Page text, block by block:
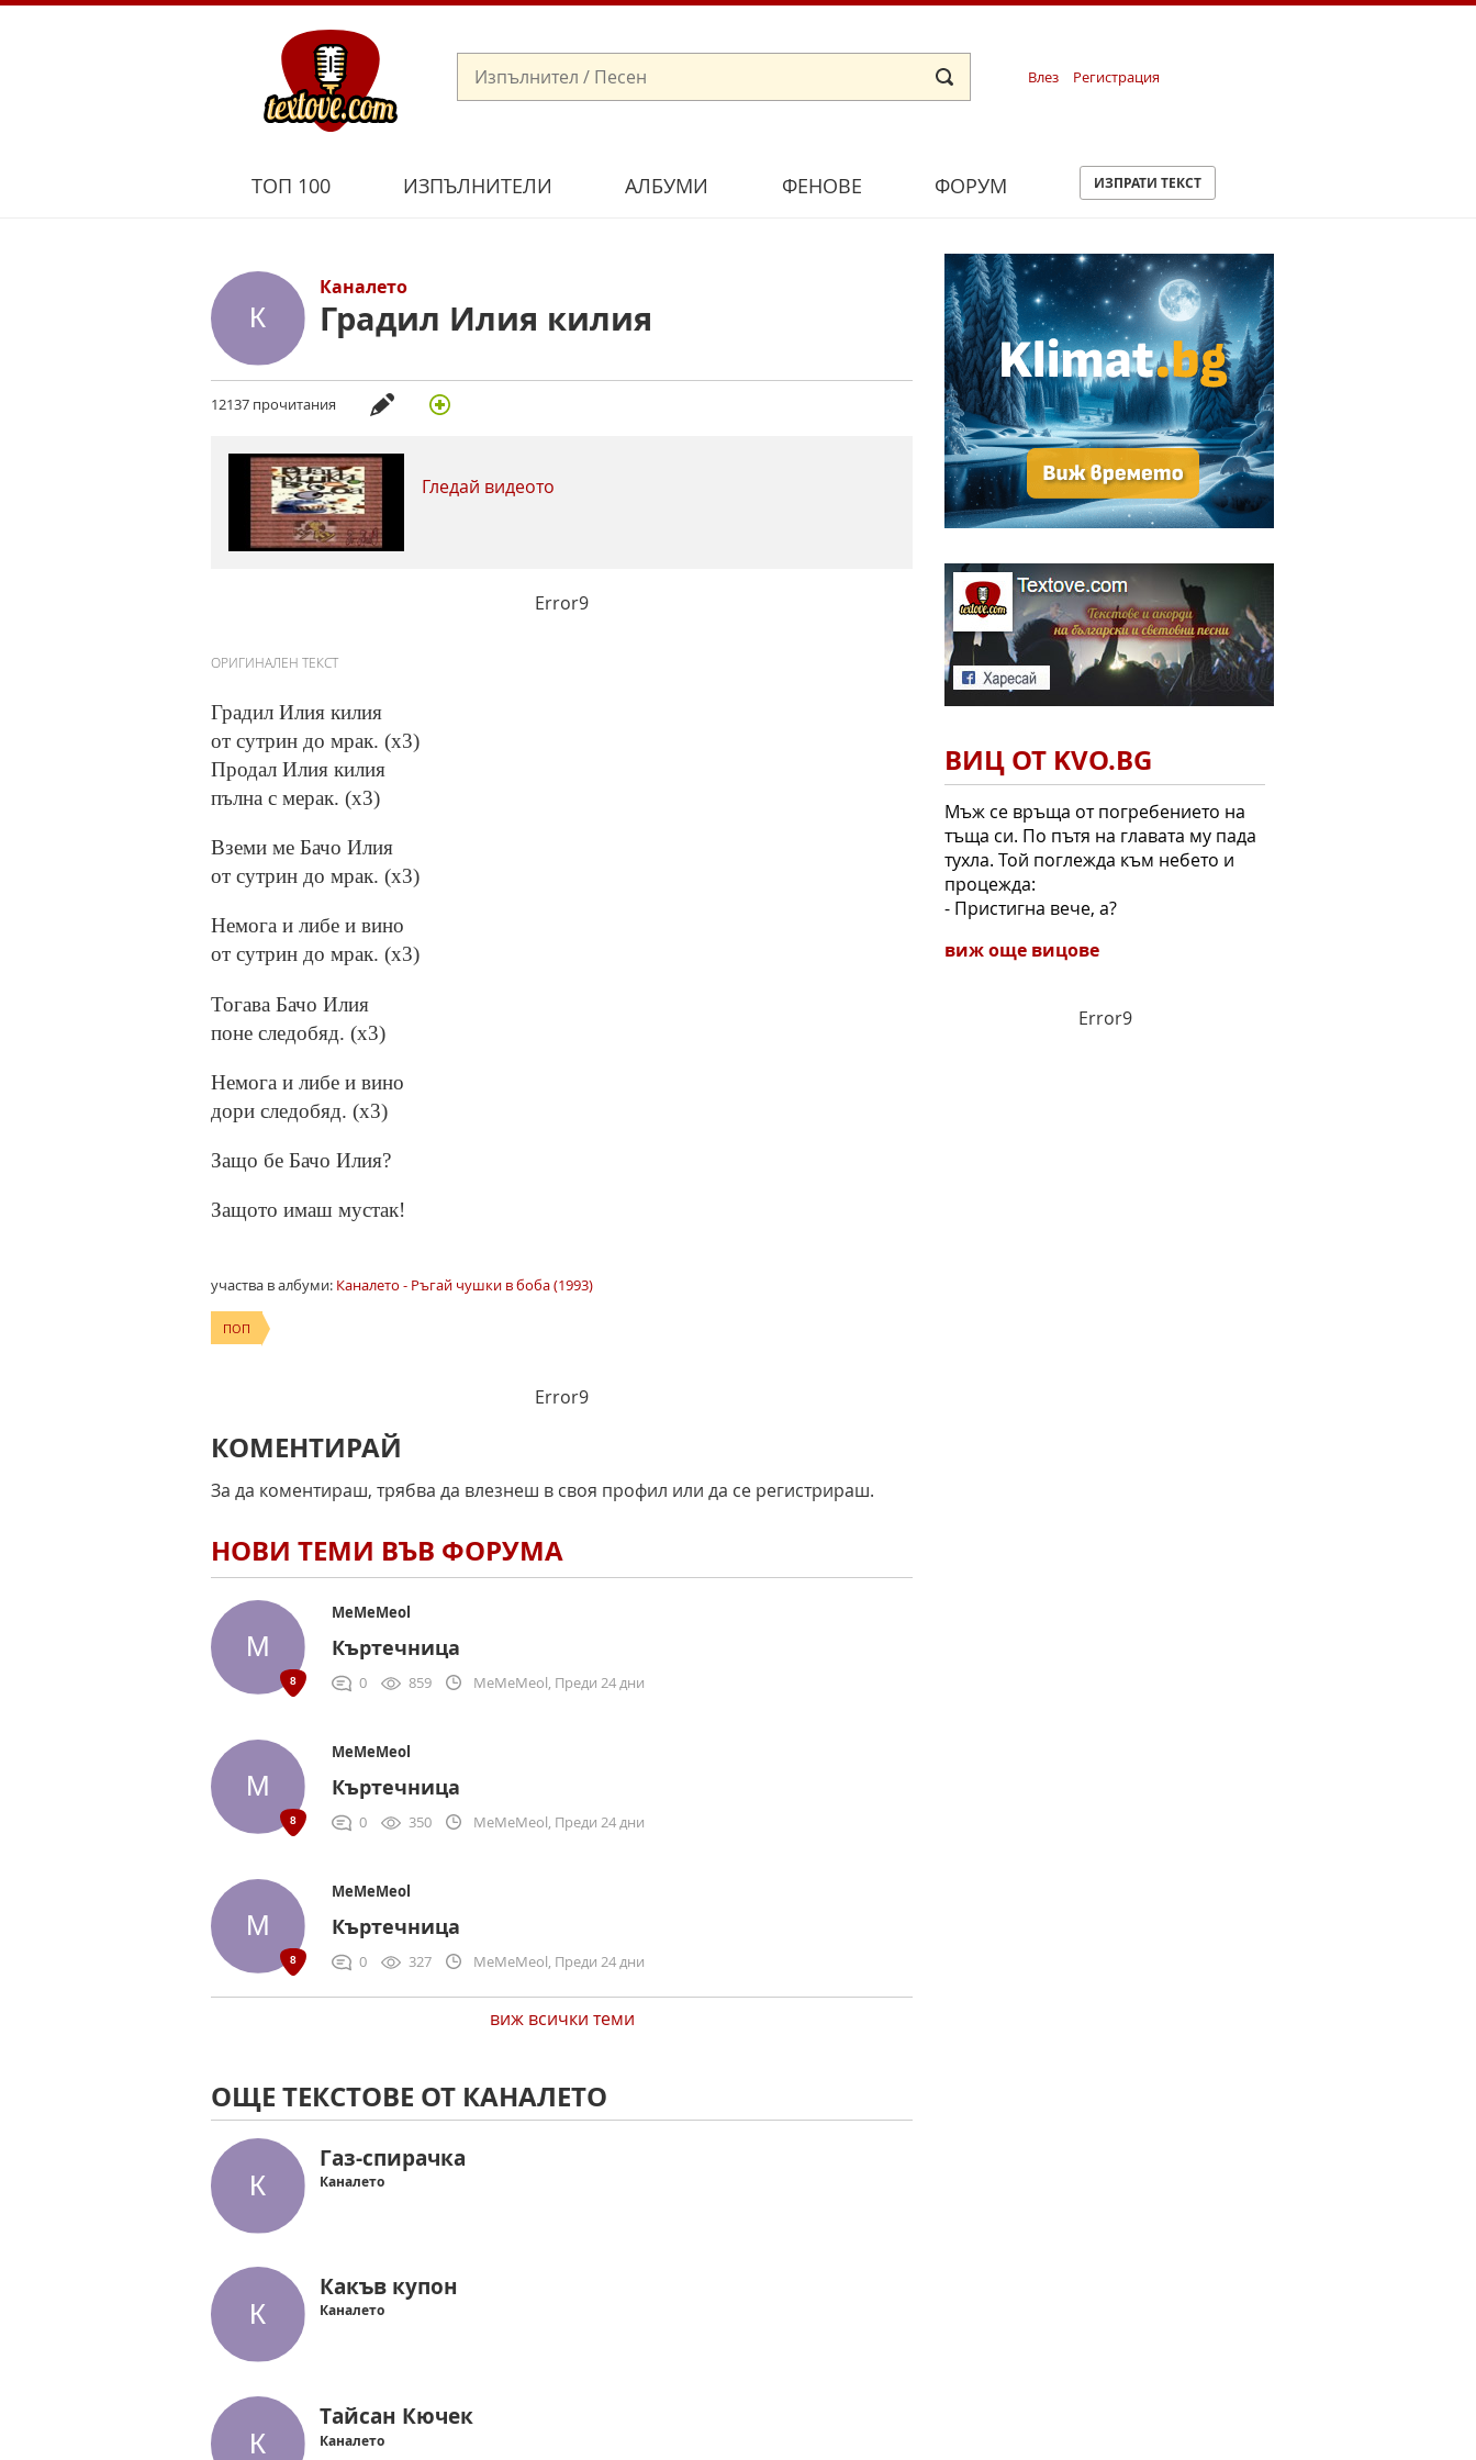
Влез Регистрация
ТОП 100 ИЗПЪЛНИТЕЛИ АЛБУМИ ФЕНОВЕ ФОРУМ ИЗПРАТИ ТЕКСТ
Каналето
Градил Илия килия
12137 прочитания
Гледай видеото
Error9
ОРИГИНАЛЕН ТЕКСТ
Градил Илия килия
от сутрин до мрак. (x3)
Продал Илия килия
пълна с мерак. (x3)
Вземи ме Бачо Илия
от сутрин до мрак. (x3)
Немога и либе и вино
от сутрин до мрак. (x3)
Тогава Бачо Илия
поне следобяд. (x3)
Немога и либе и вино
дори следобяд. (x3)
Защо бе Бачо Илия?
Защото имаш мустак!
участва в албуми: Каналето - Ръгай чушки в боба (1993)
ПОП
Error9
КОМЕНТИРАЙ
За да коментираш, трябва да влезнеш в своя профил или да се регистрираш.
НОВИ ТЕМИ ВЪВ ФОРУМА
MeMeMeol
Къртечница
0 859 MeMeMeol, Преди 24 дни
MeMeMeol
Къртечница
0 350 MeMeMeol, Преди 24 дни
MeMeMeol
Къртечница
0 327 MeMeMeol, Преди 24 дни
виж всички теми
ОЩЕ ТЕКСТОВЕ ОТ КАНАЛЕТО
Газ-спирачка
Каналето
Какъв купон
Каналето
Тайсан Кючек
Каналето
ВИЦ ОТ KVO.BG
Мъж се връща от погребението на
тъща си. По пътя на главата му пада
тухла. Той поглежда към небето и
процежда:
- Пристигна вече, а?
виж още вицове
Error9